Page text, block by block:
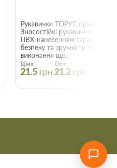
Рукавички ТОРУС пряжа
Зносостійкі рукавички
ПВХ-нанесенням гарантують
безпеку та зручність під час
виконання що..
Ціна
21.5 грн.
Опт
21.2 грн.